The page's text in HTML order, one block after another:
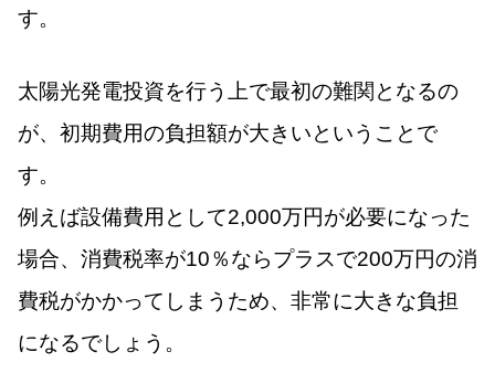
す。
太陽光発電投資を行う上で最初の難関となるの
が、初期費用の負担額が大きいということで
す。
例えば設備費用として2,000万円が必要になった
場合、消費税率が10％ならプラスで200万円の消
費税がかかってしまうため、非常に大きな負担
になるでしょう。